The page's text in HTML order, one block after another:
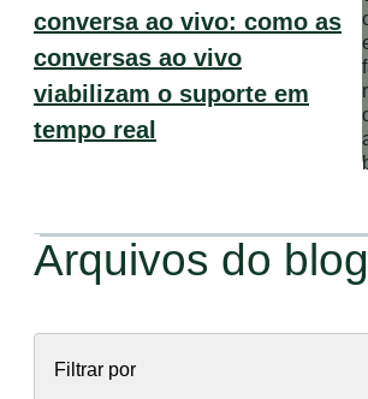
conversa ao vivo: como as
conversas ao vivo
viabilizam o suporte em
tempo real
Arquivos do blog
Filtrar por